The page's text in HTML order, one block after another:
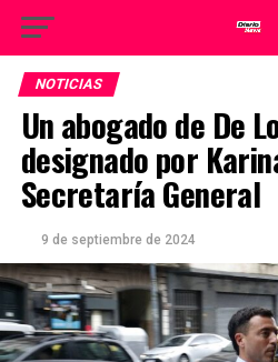
NOTICIAS
Un abogado de De
designado por
Secretaría General
9 de septiembre de 2024